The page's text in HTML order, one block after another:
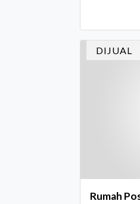
DIJUAL
Rumah